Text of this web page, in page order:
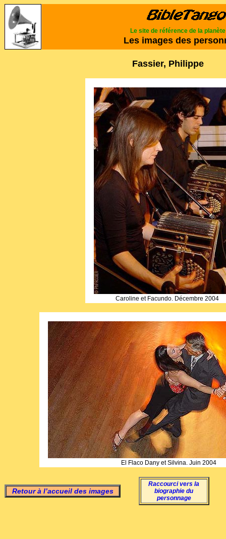
Le site de référence de la planète
Les images des
Fassier, Philippe
Caroline et Facundo. Décembre 2004
El Flaco Dany et Silvina. Juin 2004
Retour à l’accueil des images
Raccourci vers la
biographie du
personnage